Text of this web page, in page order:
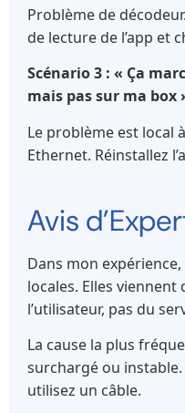
Problème de
de lecture de l’app et
Scénario 3 : « Ça
mais pas sur ma box
Le problème est local
Ethernet. Réinstallez
Avis
Dans mon
locales. Elles viennent
l’utilisateur, pas du
La cause la plus
surchargé ou
utilisez un câble.